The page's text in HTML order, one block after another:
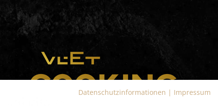
Datenschutzinformationen | Impressum